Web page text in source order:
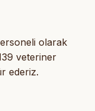
olarak
veteriner
ederiz.